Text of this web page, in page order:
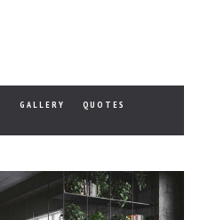
GALLERY
QUOTES